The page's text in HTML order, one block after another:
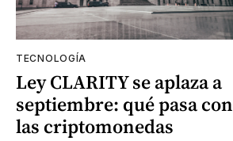
TECNOLOGÍA
Ley CLARITY se aplaza a
septiembre: qué pasa con
las criptomonedas